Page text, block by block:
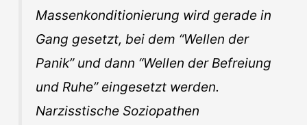
Massenkonditionierung wird gerade in
Gang gesetzt, bei dem “Wellen der
Panik” und dann “Wellen der Befreiung
und Ruhe” eingesetzt werden.
Narzisstische Soziopathen